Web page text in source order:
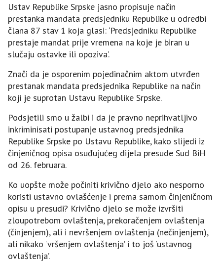
Ustav Republike Srpske jasno propisuje način
prestanka mandata predsjedniku Republike u odredbi
člana 87 stav 1 koja glasi: ‘Predsjedniku Republike
prestaje mandat prije vremena na koje je biran u
slučaju ostavke ili opoziva’.
Znači da je osporenim pojedinačnim aktom utvrđen
prestanak mandata predsjednika Republike na način
koji je suprotan Ustavu Republike Srpske.
Podsjetili smo u žalbi i da je pravno neprihvatljivo
inkriminisati postupanje ustavnog predsjednika
Republike Srpske po Ustavu Republike, kako slijedi iz
činjeničnog opisa osuđujućeg dijela presude Sud BiH
od 26. februara.
Ko uopšte može počiniti krivično djelo ako nesporno
koristi ustavno ovlašćenje i prema samom činjeničnom
opisu u presudi? Krivično djelo se može izvršiti
zloupotrebom ovlaštenja, prekoračenjem ovlaštenja
(činjenjem), ali i nevršenjem ovlaštenja (nečinjenjem),
ali nikako ‘vršenjem ovlaštenja’ i to još ‘ustavnog
ovlaštenja’.